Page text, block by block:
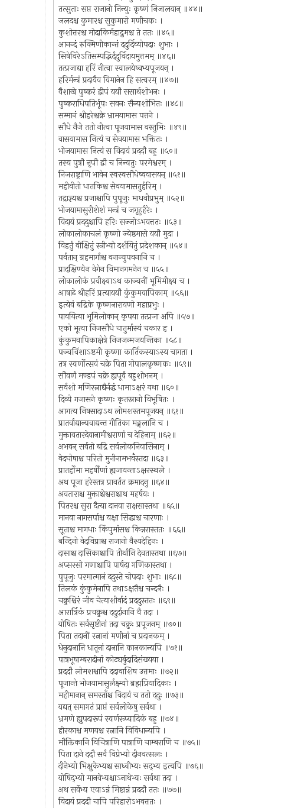
तत्सुताः सप्त राजानो निन्युः कृष्णं निजालयान् ॥४४॥
जलदश्च कुमारश्च सुकुमारो मणीचकः ।
कुशोत्तरश्च मोदाकिर्महाद्रुमश्च ते ततः ॥४५॥
आनन्दं रुक्मिणीकान्तं ददुर्दिव्योपदाः शुभाः ।
सिषेविरेऽतिसम्पद्भिर्ददुर्विदायमुत्तमम् ॥४६॥
तत्प्रजाद्या हरिं नीत्वा स्वालयेष्वभ्यपूजयन् ।
हरिर्मन्त्रं प्रदायैव विमानेन हि सत्वरम् ॥४७॥
वैशाखे पुष्करं द्वीपं ययौ ससार्थशोभनः ।
पुष्कराधिपतिर्भूपः सवनः सैन्यशोभितः ॥४८॥
सम्मानं श्रीहरेश्चक्रे भ्रामयामास पत्तने ।
सौधे नैजे ततो नीत्वा पूजयामास वस्तुभिः ॥४९॥
वासयामास नित्यं च सेवयामास भक्तितः ।
भोजयामास नित्यं स विदायं प्रददौ बहु ॥५०॥
तस्य पुत्रौ नृपौ द्वौ च निन्यतुः परमेश्वरम् ।
निजराष्ट्राणि भावेन स्वस्वसौधेष्ववासयन् ॥५१॥
महीवीतो धातकिश्च सेवयामासतुर्हरिम् ।
तद्राज्ञ्यश्च प्रजाश्चापि पुपूजुः माधवीप्रभुम् ॥५२॥
भोजयामासुरीशेशं मन्त्रं च जगृहुर्हरेः ।
विदायं प्रददुश्चापि हरिः सज्जोऽभवत्ततः ॥५३॥
लोकालोकाचलं कृष्णो ज्येष्ठमासे ययौ मुदा ।
विहर्तुं वीक्षितुं स्त्रीभ्यो दर्शयितुं प्रदेशकान् ॥५४॥
पर्वतान् ग्रहमार्गाश्च वनान्युपवनानि च ।
प्रादक्षिण्येन वेगेन विमानगमनेन च ॥५५॥
लोकालोकं प्रवीक्ष्याऽथ काञ्चनीं भूमिमीक्ष्य च ।
आषाढे श्रीहरिं प्रत्याययौ कुंकुमवापिकाम् ॥५६॥
इत्येवं बद्रिके कृष्णनारायणो महाप्रभुः ।
पावयित्वा भूमिलोकान् कृपया तत्प्रजा अपि ॥५७॥
एको भूत्वा निजसौधे चातुर्मास्यं चकार ह ।
कुंकुमवापिकाक्षेत्रे निजजन्मजयन्तिका ॥५८॥
पञ्चविंशाऽष्टमी कृष्णा कार्तिकस्याऽस्य चागता ।
तत्र स्वर्णोत्सवं चक्रे पिता गोपालकृष्णकः ॥५९॥
सौवर्णं मण्डपं चक्रे ह्यपूर्वं बहुशोभनम् ।
सर्वशो मणिरत्नाद्यैर्नद्धं धामाऽक्षरं यथा ॥६०॥
दिव्ये गजासने कृष्णः कृतस्नानो विभूषितः ।
आगत्य निषसादाऽथ लोमशस्तमपूजयन् ॥६१॥
प्रातर्वाद्यान्यवाद्यन्त गीतिका मङ्गलानि च ।
मुक्तावतारदेवानामीश्वराणां च देहिनाम् ॥६२॥
अभवन् सर्वतो बद्रि सर्वलोकनिवासिनाम् ।
वेदघोषाश्च परितो मुनीनामभवँस्तदा ॥६३॥
प्रातर्होमा महर्षीणां ह्यजायन्ताऽक्षरस्थले ।
अथ पूजा हरेस्तत्र प्रावर्तत क्रमादनु ॥६४॥
अवताराश्च मुक्ताश्चेश्वराश्चाथ महर्षयः ।
पितरश्च सुरा दैत्या दानवा राक्षसास्तथा ॥६५॥
मानवा नागसर्पाश्च यक्षा सिद्धाश्च चारणाः ।
सूताश्च मागधाः किंपुमांसश्च किन्नरास्ततः ॥६६॥
बन्दिनो वेदविप्राश्च राजानो वैश्यदेहिनः ।
दासाश्च दासिकाश्चापि तीर्थानि देवतास्तथा ॥६७॥
अप्सरसो गणाश्चापि पार्षदा गणिकास्तथा ।
पुपूजुः परमात्मानं ददुस्ते चोपदाः शुभाः ॥६८॥
तिलकं कुंकुमेनापि तथाऽक्षतैश्च चन्दनैः ।
चक्रुश्चिरं जीव चेत्याशीर्वादं प्रददुस्ततः ॥६९॥
आरार्त्रिकं प्रचक्रुश्च ददुर्दानानि वै तदा ।
योषितः सर्वसृष्टीनां तदा चक्रुः प्रपूजनम् ॥७०॥
पिता तदानीं रत्नानां मणीनां च प्रदानकम् ।
धेनुदानानि धातूनां दानानि कानकान्यपि ॥७१॥
पात्रभूषाम्बरादीनां कोट्यर्बुदादिसंख्यया ।
प्रददौ लोमशश्चापि ददावाशिष उत्तमाः ॥७२॥
पूजान्ते भोजयामासुर्लक्ष्म्यो ब्रह्मप्रियादिकाः ।
महीमानान् समस्ताँश्च विदायं च ततो ददुः ॥७३॥
यद्यत् समागतं प्राप्तं सर्वलोकेषु सर्वथा ।
भ्रमणे ह्युपदारूपं स्वर्णरूप्यादिकं बहु ॥७४॥
हीरकाश्च मणयश्च रत्नानि विविधान्यपि ।
मौक्तिकानि विचित्राणि पात्राणि चाम्बराणि च ॥७५॥
पिता दाने ददौ सर्वं विप्रेभ्यो दीनवत्सलः ।
दीनेभ्यो भिक्षुकेभ्यश्च साध्वीभ्यः सद्भ्य इत्यपि ॥७६॥
योषिद्भ्यो मानवेभ्यश्चाऽनाथेभ्यः सर्वथा तदा ।
अथ सर्वेभ्य एवाऽन्नं मिष्टान्नं प्रददौ ततः ॥७७॥
विदायं प्रददौ चापि परिहारोऽभवत्ततः ।